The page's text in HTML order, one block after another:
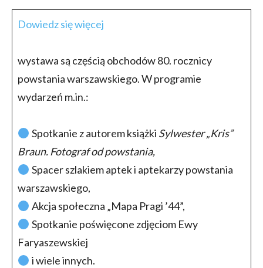
Dowiedz się więcej
wystawa są częścią obchodów 80. rocznicy
powstania warszawskiego. W programie
wydarzeń m.in.:
Spotkanie z autorem książki Sylwester „Kris”
Braun. Fotograf od powstania,
Spacer szlakiem aptek i aptekarzy powstania
warszawskiego,
Akcja społeczna „Mapa Pragi ’44”,
Spotkanie poświęcone zdjęciom Ewy
Faryaszewskiej
i wiele innych.